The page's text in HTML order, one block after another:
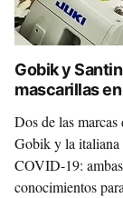
Gobik y
mascarillas
Dos de las
Gobik y la italiana
COVID-19:
conocimientos